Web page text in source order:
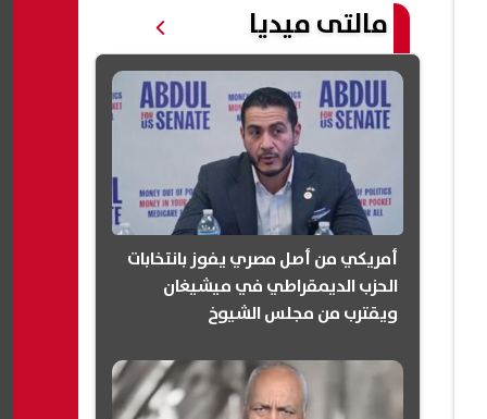
مالتى ميديا
أمريكي من أصل مصري يفوز بانتخابات
الحزب الديمقراطي في ميشيغان
ويقترب من مجلس الشيوخ